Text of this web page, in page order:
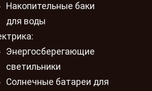
Накопительные баки
для воды
Энергосберегающие
светильники
Солнечные батареи для